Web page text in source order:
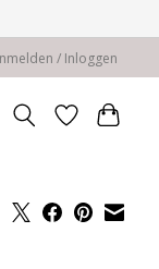
/ Inloggen